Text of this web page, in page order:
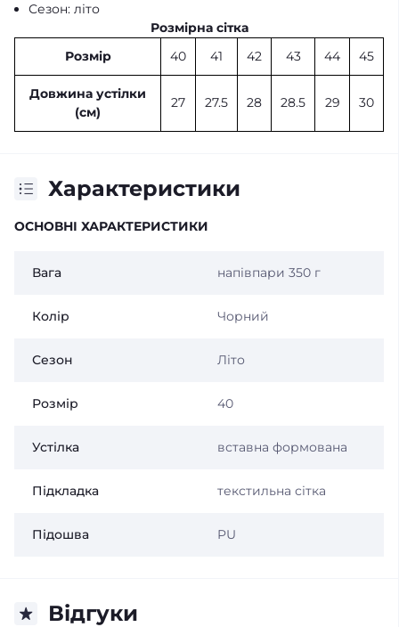
Сезон: літо
Розмірна сітка
Розмір
40 41 42 43 44 45
Довжина устілки
(см)
27 27.5 28 28.5 29 30
Характеристики
ОСНОВНІ ХАРАКТЕРИСТИКИ
Вага напівпари 350 г
Колір Чорний
Сезон Літо
Розмір 40
Устілка вставна формована
Підкладка текстильна сітка
Підошва PU
Відгуки